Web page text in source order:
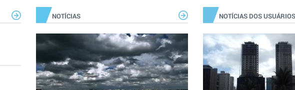
NOTÍCIAS NOTÍCIAS DOS USUÁRIOS